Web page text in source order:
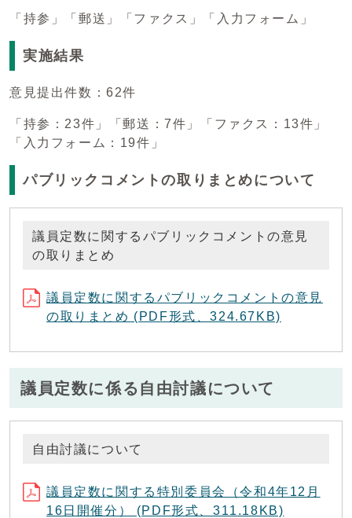
「持参」「郵送」「ファクス」「入力フォーム」
実施結果
意見提出件数：62件
「持参：23件」「郵送：7件」「ファクス：13件」
「入力フォーム：19件」
パブリックコメントの取りまとめについて
議員定数に関するパブリックコメントの意見
の取りまとめ
議員定数に関するパブリックコメントの意見
の取りまとめ (PDF形式、324.67KB)
議員定数に係る自由討議について
自由討議について
議員定数に関する特別委員会（令和4年12月
16日開催分） (PDF形式、311.18KB)